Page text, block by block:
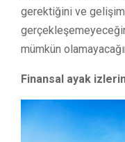
gerektiğini ve
mümkün
Finansal ayak